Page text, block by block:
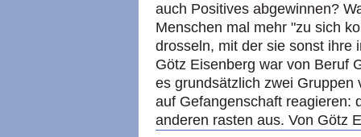
auch Positives abgewinnen?
Menschen mal mehr "zu sich
drosseln, mit der sie sonst ihre
Götz Eisenberg war von Beruf
es grundsätzlich zwei
auf Gefangenschaft reagieren:
anderen rasten aus. Von Götz